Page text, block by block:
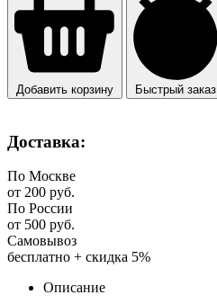
Добавить корзину Быстрый заказ
Доставка:
По Москве
от 200 руб.
По России
от 500 руб.
Самовывоз
бесплатно + скидка 5%
Описание